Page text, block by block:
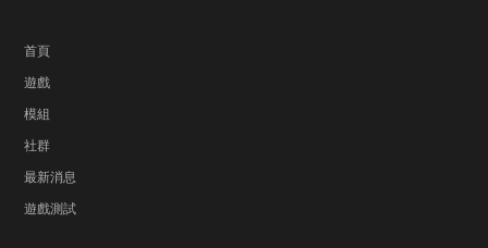
首頁
遊戲
模組
社群
最新消息
遊戲測試